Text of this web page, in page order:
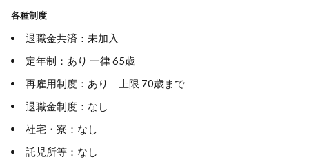
各種制度
退職金共済：未加入
定年制：あり 一律 65歳
再雇用制度：あり 上限 70歳まで
退職金制度：なし
社宅・寮：なし
託児所等：なし